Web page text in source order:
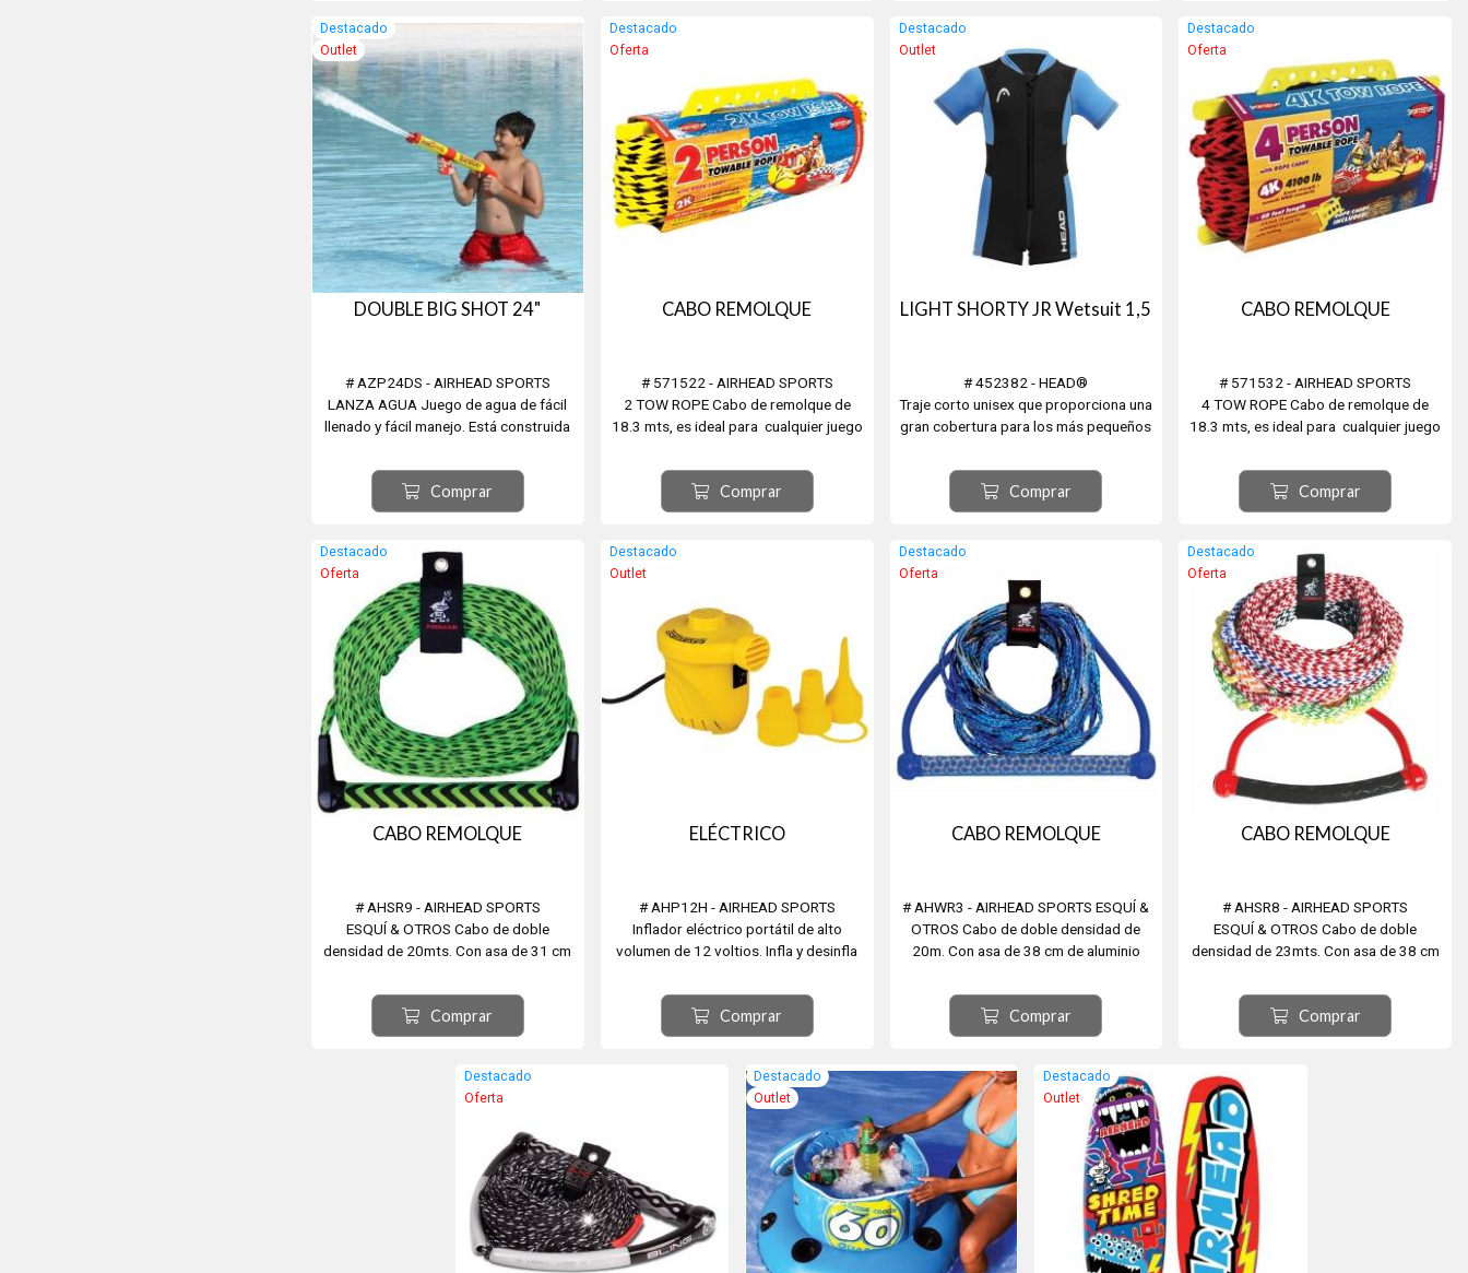
Destacado
Outlet
DOUBLE BIG SHOT 24"
# AZP24DS - AIRHEAD SPORTS
LANZA AGUA Juego de agua de fácil
llenado y fácil manejo. Está construida
de alto impacto y durará temporadas
de diversión. Simplemente sumerja en el
agua y tire de la empuñadura de pistola
listo...
Comprar
Destacado
Oferta
CABO REMOLQUE
# 571522 - AIRHEAD SPORTS
2 TOW ROPE Cabo de remolque de
18.3 mts, es ideal para cualquier juego
personas. Resistente a la rotura, con
diseño de estiramiento minimo.
Resistencia a la ruptura /1077kg.
Comprar
Destacado
Outlet
LIGHT SHORTY JR Wetsuit 1,5
# 452382 - HEAD®
Traje corto unisex que proporciona una
gran cobertura para los más pequeños
abiertas y en la piscina, disponible en 2
hermosos colores. Con protección UV.
Confeccionado en neopreno de doble
protege del agua frí...
Comprar
Destacado
Oferta
CABO REMOLQUE
# 571532 - AIRHEAD SPORTS
4 TOW ROPE Cabo de remolque de
18.3 mts, es ideal para cualquier juego
personas. Resistente a la rotura, con
diseño de estiramiento minimo.
Resistencia a la ruptura /1860kg-
Comprar
Destacado
Oferta
CABO REMOLQUE
# AHSR9 - AIRHEAD SPORTS
ESQUÍ & OTROS Cabo de doble
densidad de 20mts. Con asa de 31 cm
durabilidad) revestida de goma EVA
ergonómica para un mejor agarre.El asa
cuenta con protección para los dedos y
Comprar
Destacado
Outlet
ELÉCTRICO
# AHP12H - AIRHEAD SPORTS
Inflador eléctrico portátil de alto
volumen de 12 voltios. Infla y desinfla
válvulas universales se adaptan a
muchas válvulas populares, incluidas
las válvulas de Boston y las válvulas de
está equipado...
Comprar
Destacado
Oferta
CABO REMOLQUE
# AHWR3 - AIRHEAD SPORTS ESQUÍ &
OTROS Cabo de doble densidad de
20m. Con asa de 38 cm de aluminio
revestida de goma EVA ergonómica
para un mejor agarre. El asa cuenta con
protección para los dedos y que te
Comprar
Destacado
Oferta
CABO REMOLQUE
# AHSR8 - AIRHEAD SPORTS
ESQUÍ & OTROS Cabo de doble
densidad de 23mts. Con asa de 38 cm
durabilidad) revestida de goma EVA
ergonómica para un mejor agarre. El asa
cuenta con proteción para los dedos y
Comprar
Destacado
Oferta
Destacado
Outlet
Destacado
Outlet